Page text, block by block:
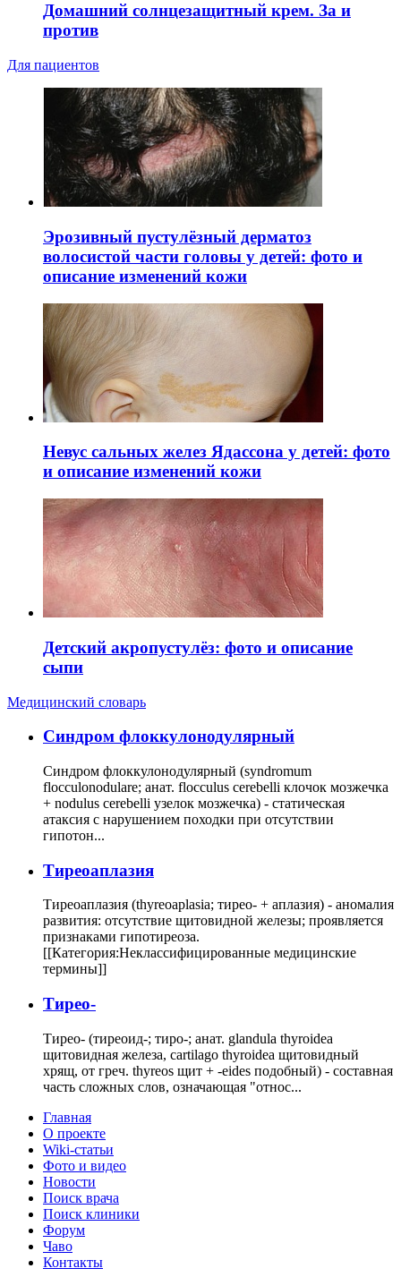
Домашний солнцезащитный крем. За и
против
Для пациентов
Эрозивный пустулёзный дерматоз
волосистой части головы у детей: фото и
описание изменений кожи
Невус сальных желез Ядассона у детей: фото
и описание изменений кожи
Детский акропустулёз: фото и описание
сыпи
Медицинский словарь
Cиндром флоккулонодулярный
Синдром флоккулонодулярный (syndromum
flocculonodulare; анат. flocculus cerebelli клочок мозжечка
+ nodulus cerebelli узелок мозжечка) - статическая
атаксия с нарушением походки при отсутствии
гипотон...
Тиреоаплазия
Тиреоаплазия (thyreoaplasia; тирео- + аплазия) - аномалия
развития: отсутствие щитовидной железы; проявляется
признаками гипотиреоза.
[[Категория:Неклассифицированные медицинские
термины]]
Тирео-
Тирео- (тиреоид-; тиро-; анат. glandula thyroidea
щитовидная железа, cartilago thyroidea щитовидный
хрящ, от греч. thyreos щит + -eides подобный) - составная
часть сложных слов, означающая "относ...
Главная
О проекте
Wiki-статьи
Фото и видео
Новости
Поиск врача
Поиск клиники
Форум
Чаво
Контакты